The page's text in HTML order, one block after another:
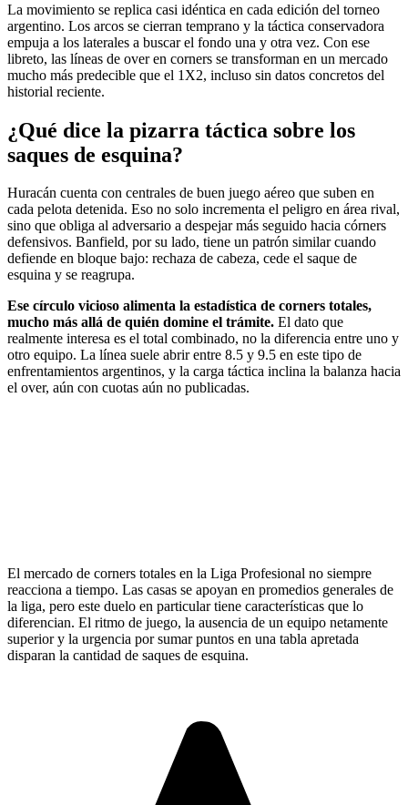
La movimiento se replica casi idéntica en cada edición del torneo
argentino. Los arcos se cierran temprano y la táctica conservadora
empuja a los laterales a buscar el fondo una y otra vez. Con ese
libreto, las líneas de over en corners se transforman en un mercado
mucho más predecible que el 1X2, incluso sin datos concretos del
historial reciente.
¿Qué dice la pizarra táctica sobre los
saques de esquina?
Huracán cuenta con centrales de buen juego aéreo que suben en
cada pelota detenida. Eso no solo incrementa el peligro en área rival,
sino que obliga al adversario a despejar más seguido hacia córners
defensivos. Banfield, por su lado, tiene un patrón similar cuando
defiende en bloque bajo: rechaza de cabeza, cede el saque de
esquina y se reagrupa.
Ese círculo vicioso alimenta la estadística de corners totales,
mucho más allá de quién domine el trámite. El dato que
realmente interesa es el total combinado, no la diferencia entre uno y
otro equipo. La línea suele abrir entre 8.5 y 9.5 en este tipo de
enfrentamientos argentinos, y la carga táctica inclina la balanza hacia
el over, aún con cuotas aún no publicadas.
El mercado de corners totales en la Liga Profesional no siempre
reacciona a tiempo. Las casas se apoyan en promedios generales de
la liga, pero este duelo en particular tiene características que lo
diferencian. El ritmo de juego, la ausencia de un equipo netamente
superior y la urgencia por sumar puntos en una tabla apretada
disparan la cantidad de saques de esquina.